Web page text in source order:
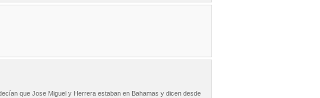
que Jose Miguel y Herrera estaban en Bahamas y dicen desde